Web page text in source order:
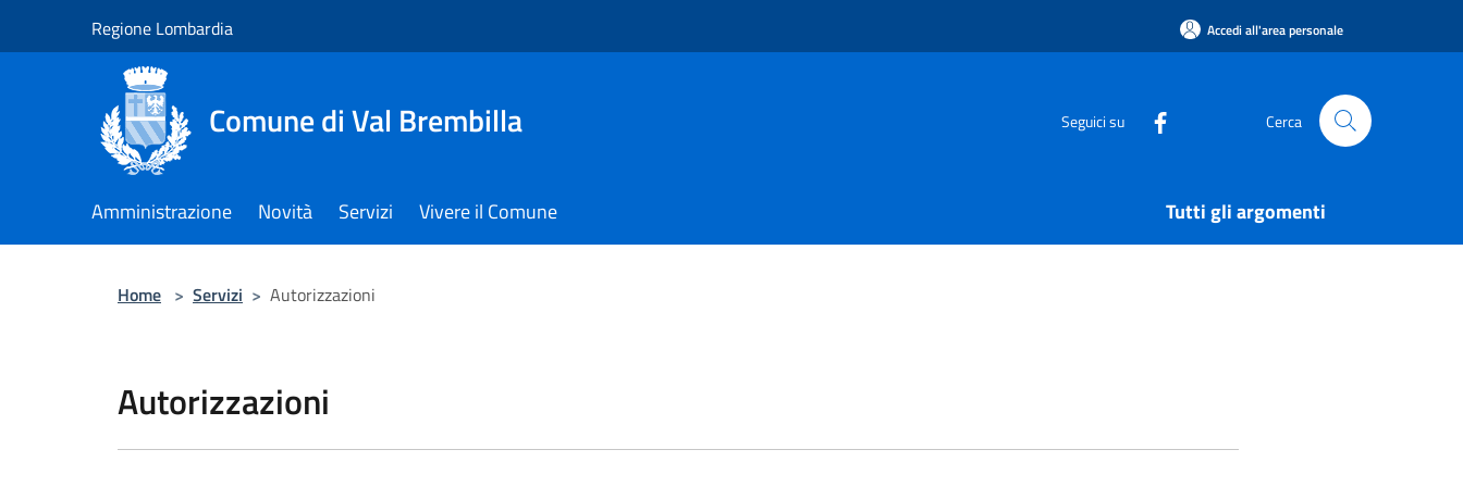
Regione Lombardia Accedi all'area personale
Comune di Val Brembilla Seguici su Cerca
Amministrazione Novità Servizi Vivere il Comune Tutti gli argomenti
Home > Servizi > Autorizzazioni
Autorizzazioni